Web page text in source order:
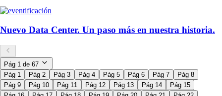
Nuevo Data Center. Un paso más en nuestra historia.
Pág 1 de 67
Pág 1
Pág 2 Pág 3 Pág 4 Pág 5 Pág 6 Pág 7
Pág 8
Pág 9
Pág 10 Pág 11 Pág 12 Pág 13 Pág 14
Pág 15